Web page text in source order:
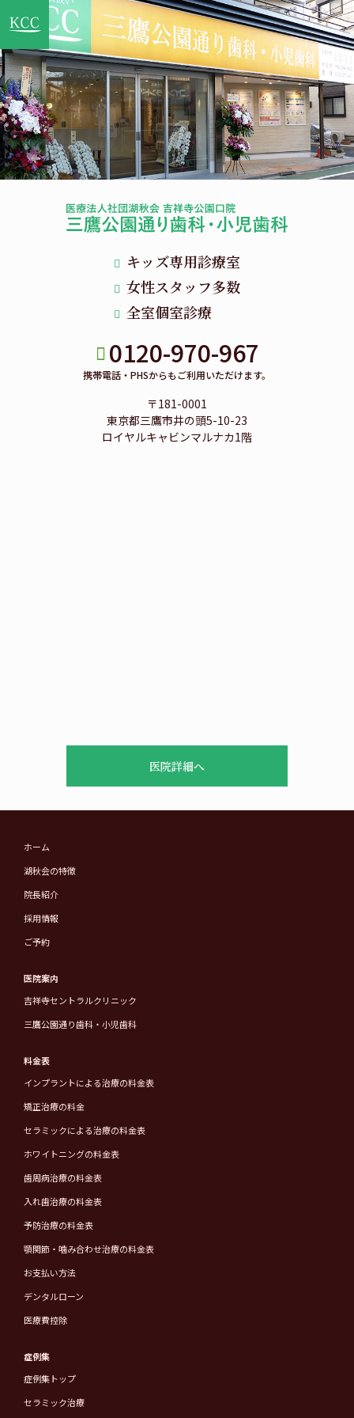
キッズ専用診療室
女性スタッフ多数
全室個室診療
0120-970-967
携帯電話・PHSからもご利用いただけます。
〒181-0001
東京都三鷹市井の頭5-10-23
ロイヤルキャビンマルナカ1階
医院詳細へ
ホーム
湖秋会の特徴
院長紹介
採用情報
ご予約
医院案内
吉祥寺セントラルクリニック
三鷹公園通り歯科・小児歯科
料金表
インプラントによる治療の料金表
矯正治療の料金
セラミックによる治療の料金表
ホワイトニングの料金表
歯周病治療の料金表
入れ歯治療の料金表
予防治療の料金表
顎関節・噛み合わせ治療の料金表
お支払い方法
デンタルローン
医療費控除
症例集
症例集トップ
セラミック治療